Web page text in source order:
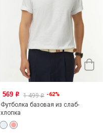
569 o 1 499o -62%
Футболка базовая из слаб-
хлопка